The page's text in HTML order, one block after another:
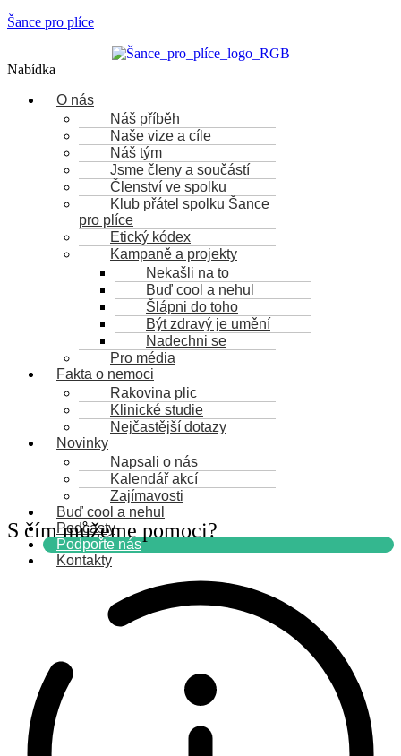
Šance pro plíce
Nabídka
O nás
Náš příběh
Naše vize a cíle
Náš tým
Jsme členy a součástí
Členství ve spolku
Klub přátel spolku Šance
pro plíce
Etický kódex
Kampaně a projekty
Nekašli na to
Buď cool a nehul
Šlápni do toho
Být zdravý je umění
Nadechni se
Pro média
Fakta o nemoci
Rakovina plic
Klinické studie
Nejčastější dotazy
Novinky
Napsali o nás
Kalendář akcí
Zajímavosti
Buď cool a nehul
Podcasty
Podpořte nás
Kontakty
S čím můžeme pomoci?